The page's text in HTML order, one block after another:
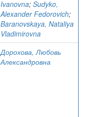
Ivanovna; Sudyko,
Alexander Fedorovich;
Baranovskaya, Nataliya
Vladimirovna
Дорохова, Любовь
Александровна